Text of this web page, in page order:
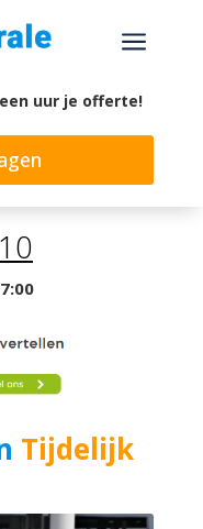
a
uur je offerte!
Tijdelijk